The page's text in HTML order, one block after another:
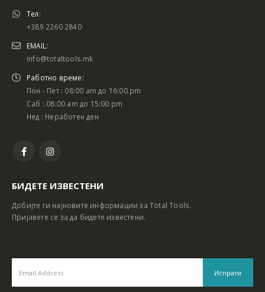
Батериски сет Ротирачки Чекан и Бормашина 20V
Тел:
+389 2260 2840
EMAIL:
info@totaltools.mk
Работно време:
Пон - Пет : 08:00 am до 16:00 pm
Саб : 08:00 am до 15:00 pm
Нед : Неработен ден
БИДЕТЕ ИЗВЕСТЕНИ
Добијте ги најновите информации за Total Tools.
Пријавете се за да бидете известени.